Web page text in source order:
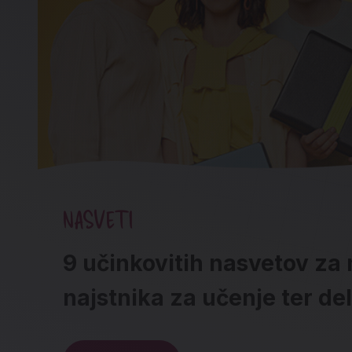
NASVETI
9 učinkovitih nasvetov za
najstnika za učenje ter